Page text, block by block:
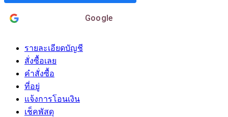
Google
รายละเอียดบัญชี
สั่งซื้อเลย
คำสั่งซื้อ
ที่อยู่
แจ้งการโอนเงิน
เช็คพัสดุ